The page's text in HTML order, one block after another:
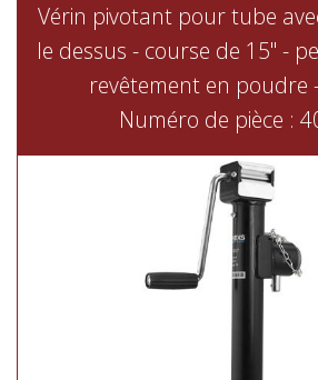
Vérin pivotant pour tube
le dessus - course de 15" -
revêtement en poudre
Numéro de pièce :